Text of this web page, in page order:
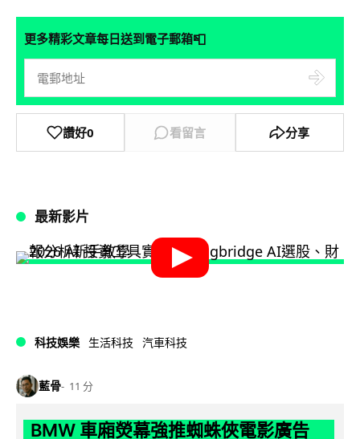
更多精彩文章每日送到電子郵箱📮
讚好0 看留言 分享
最新影片
科技娛樂 生活科技 汽車科技
藍骨 11 分
BMW 車廂熒幕強推蜘蛛俠電影廣告